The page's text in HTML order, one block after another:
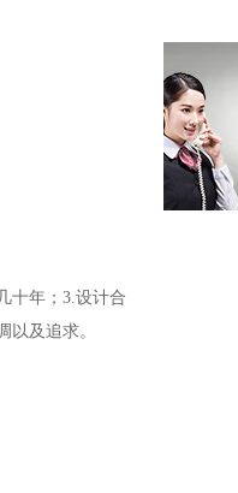
十年；3.设计合
及追求。